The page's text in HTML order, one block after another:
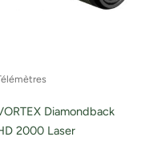
Diamondback
2000 Laser